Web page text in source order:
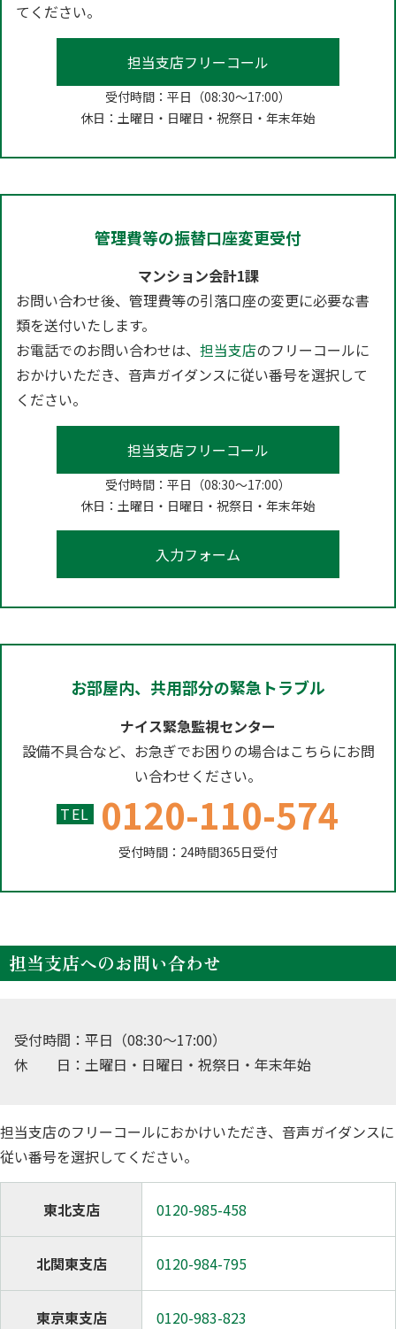
てください。
担当支店フリーコール
受付時間：平日（08:30～17:00）
休日：土曜日・日曜日・祝祭日・年末年始
管理費等の振替口座変更受付
マンション会計1課
お問い合わせ後、管理費等の引落口座の変更に必要な書
類を送付いたします。
お電話でのお問い合わせは、 担当支店のフリーコールに
おかけいただき、音声ガイダンスに従い番号を選択して
ください。
担当支店フリーコール
受付時間：平日（08:30～17:00）
休日：土曜日・日曜日・祝祭日・年末年始
入力フォーム
お部屋内、共用部分の緊急トラブル
ナイス緊急監視センター
設備不具合など、お急ぎでお困りの場合はこちらにお問
い合わせください。
TEL
0120-110-574
受付時間：24時間365日受付
担当支店へのお問い合わせ
受付時間：平日（08:30～17:00）
休 日：土曜日・日曜日・祝祭日・年末年始
担当支店のフリーコールにおかけいただき、音声ガイダンスに
従い番号を選択してください。
東北支店 0120-985-458
北関東支店 0120-984-795
東京東支店 0120-983-823